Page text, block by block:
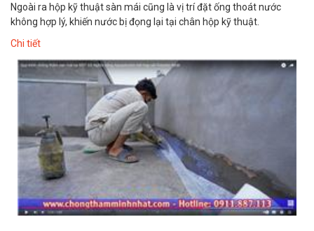
Ngoài ra hộp kỹ thuật sàn mái cũng là vị trí đặt ống thoát nước
không hợp lý, khiến nước bị đọng lại tại chân hộp kỹ thuật.
Chi tiết